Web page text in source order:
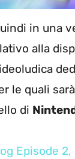
in una
alla
le quali
di
Episode